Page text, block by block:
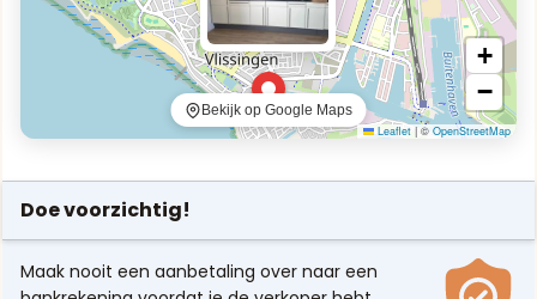
+
−
Leaflet | © OpenStreetMap
Bekijk op Google Maps
Doe voorzichtig!
Maak nooit een aanbetaling over naar een